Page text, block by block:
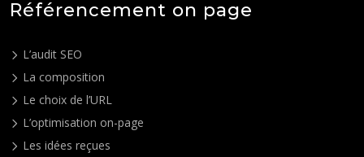
Référencement on page
L’audit SEO
La composition
Le choix de l’URL
L’optimisation on-page
Les idées reçues